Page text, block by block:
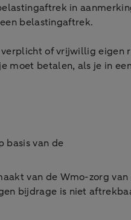
in
belastingaftrek.
of vrijwillig eigen
moet betalen, als je in een
basis van de
van de Wmo-zorg van
bijdrage is niet